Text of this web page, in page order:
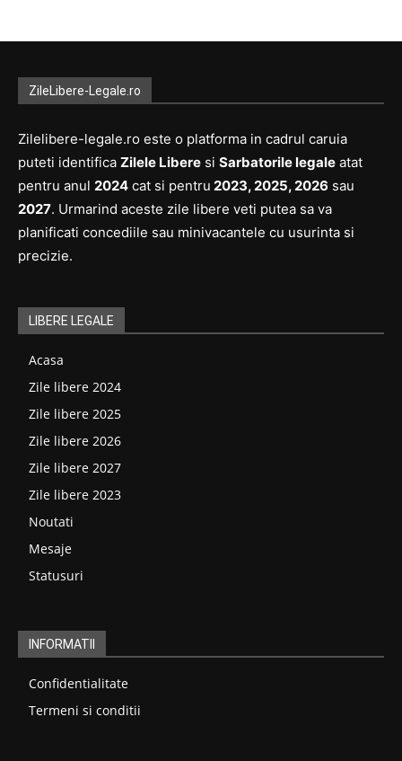
ZileLibere-Legale.ro
Zilelibere-legale.ro este o platforma in cadrul caruia
puteti identifica Zilele Libere si Sarbatorile legale atat
pentru anul 2024 cat si pentru 2023, 2025, 2026 sau
2027. Urmarind aceste zile libere veti putea sa va
planificati concediile sau minivacantele cu usurinta si
precizie.
LIBERE LEGALE
Acasa
Zile libere 2024
Zile libere 2025
Zile libere 2026
Zile libere 2027
Zile libere 2023
Noutati
Mesaje
Statusuri
INFORMATII
Confidentialitate
Termeni si conditii